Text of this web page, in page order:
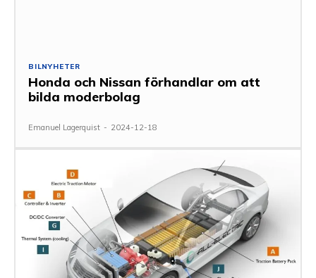
BILNYHETER
Honda och Nissan förhandlar om att
bilda moderbolag
Emanuel Lagerquist - 2024-12-18